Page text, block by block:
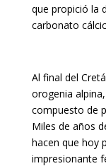
que propició la
carbonato
Al final del
orogenia
compuesto de
Miles de años
hacen que hoy
impresionante